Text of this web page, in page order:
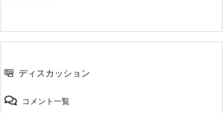
ディスカッション
コメント一覧